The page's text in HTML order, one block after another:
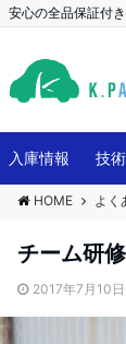
安心の全品保証付
入庫情報 技
HOME よく
チーム研修
2017年7月10日